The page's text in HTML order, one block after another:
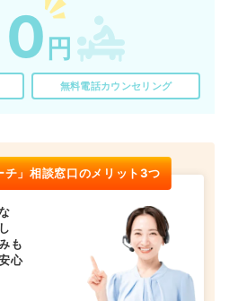
0 円
無料電話カウンセリング
チ」相談窓口のメリット3つ
も
心